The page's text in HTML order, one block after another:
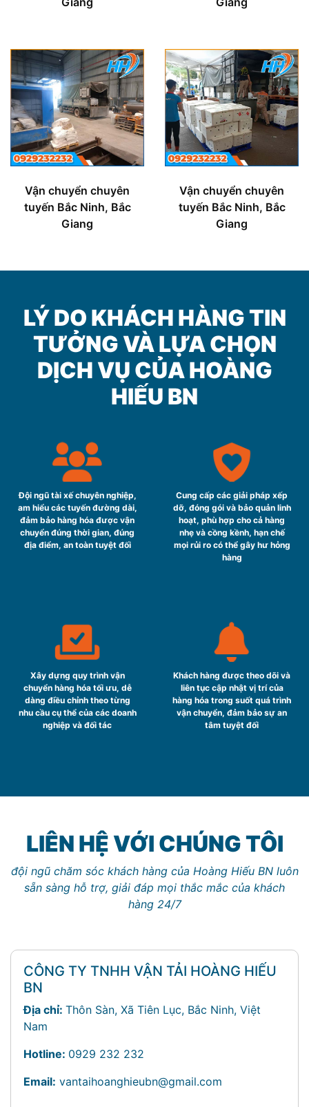
Vận chuyển chuyên
tuyến Bắc Ninh, Bắc
Giang
Vận chuyển chuyên
tuyến Bắc Ninh, Bắc
Giang
LÝ DO KHÁCH HÀNG TIN
TƯỞNG VÀ LỰA CHỌN
DỊCH VỤ CỦA HOÀNG
HIẾU BN
Đội ngũ tài xế chuyên nghiệp,
am hiểu các tuyến đường dài,
đảm bảo hàng hóa được vận
chuyển đúng thời gian, đúng
địa điểm, an toàn tuyệt đối
Cung cấp các giải pháp xếp
dỡ, đóng gói và bảo quản linh
hoạt, phù hợp cho cả hàng
nhẹ và cồng kềnh, hạn chế
mọi rủi ro có thể gây hư hỏng
hàng
Xây dựng quy trình vận
chuyển hàng hóa tối ưu, dễ
dàng điều chỉnh theo từng
nhu cầu cụ thể của các doanh
nghiệp và đối tác
Khách hàng được theo dõi và
liên tục cập nhật vị trí của
hàng hóa trong suốt quá trình
vận chuyển, đảm bảo sự an
tâm tuyệt đối
LIÊN HỆ VỚI CHÚNG TÔI
đội ngũ chăm sóc khách hàng của Hoàng Hiếu BN luôn
sẵn sàng hỗ trợ, giải đáp mọi thắc mắc của khách
hàng 24/7
CÔNG TY TNHH VẬN TẢI HOÀNG HIẾU
BN
Địa chỉ: Thôn Sàn, Xã Tiên Lục, Bắc Ninh, Việt
Nam
Hotline: 0929 232 232
Email: vantaihoanghieubn@gmail.com